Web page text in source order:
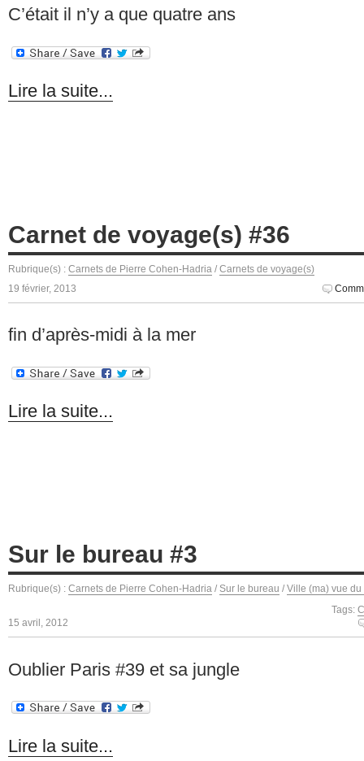
C’était il n’y a que quatre ans
Lire la suite...
Carnet de voyage(s) #36
Rubrique(s) : Carnets de Pierre Cohen-Hadria / Carnets de voyage(s)
19 février, 2013
fin d’après-midi à la mer
Lire la suite...
Sur le bureau #3
Rubrique(s) : Carnets de Pierre Cohen-Hadria / Sur le bureau / Ville (ma) vue du
Tags:
15 avril, 2012
Oublier Paris #39 et sa jungle
Lire la suite...